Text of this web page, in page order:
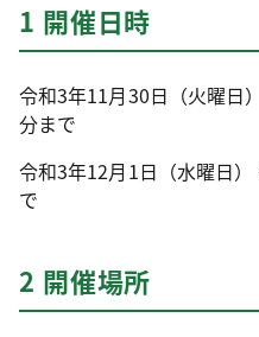
1 開催日時
令和3年11月30日（火曜日
分まで
令和3年12月1日（水曜日
で
2 開催場所